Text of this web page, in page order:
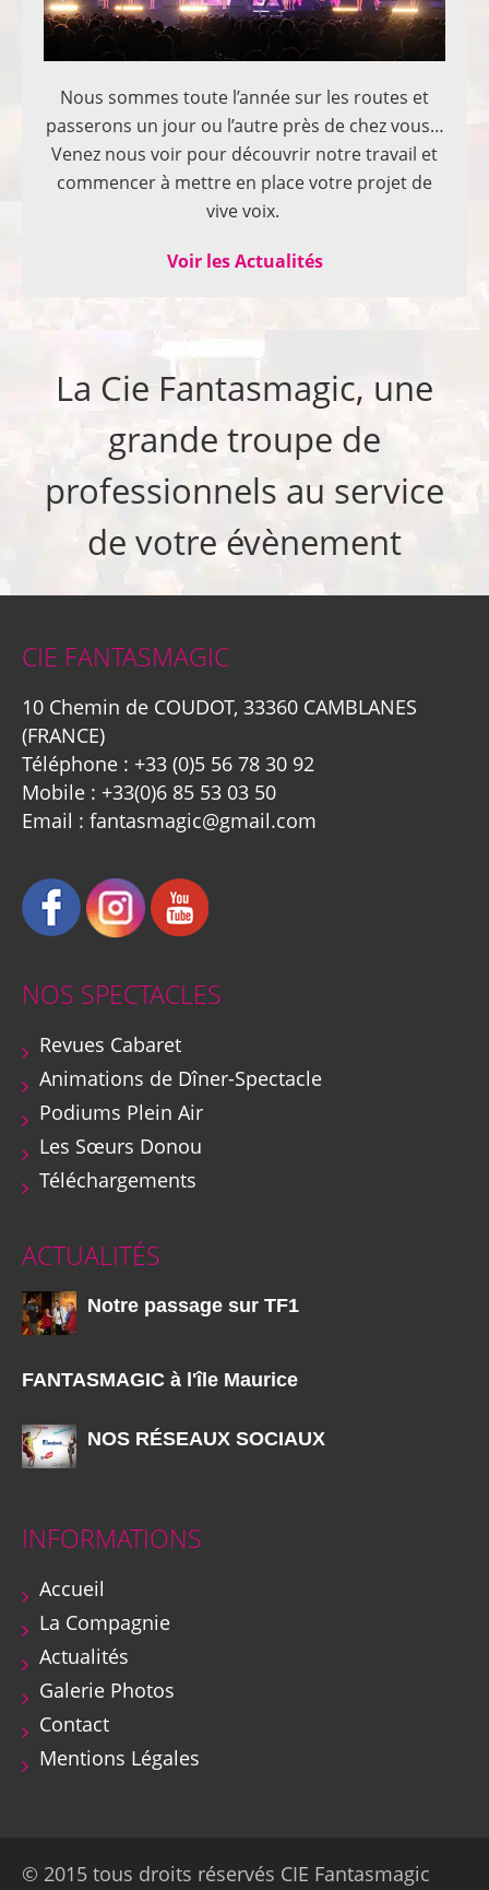
Nous sommes toute l’année sur les routes et
passerons un jour ou l’autre près de chez vous…
Venez nous voir pour découvrir notre travail et
commencer à mettre en place votre projet de
vive voix.
Voir les Actualités
La Cie Fantasmagic, une
grande troupe de
professionnels au service
de votre évènement
CIE FANTASMAGIC
10 Chemin de COUDOT, 33360 CAMBLANES
(FRANCE)
Téléphone : +33 (0)5 56 78 30 92
Mobile : +33(0)6 85 53 03 50
Email : fantasmagic@gmail.com
NOS SPECTACLES
Revues Cabaret
Animations de Dîner-Spectacle
Podiums Plein Air
Les Sœurs Donou
Téléchargements
ACTUALITÉS
Notre passage sur TF1
FANTASMAGIC à l'île Maurice
NOS RÉSEAUX SOCIAUX
INFORMATIONS
Accueil
La Compagnie
Actualités
Galerie Photos
Contact
Mentions Légales
© 2015 tous droits réservés CIE Fantasmagic